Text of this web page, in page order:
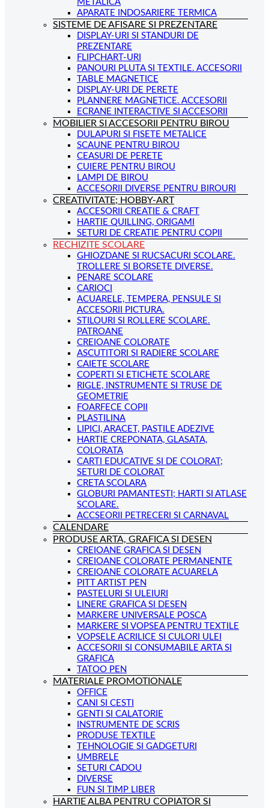
METALICA
APARATE INDOSARIERE TERMICA
SISTEME DE AFISARE SI PREZENTARE
DISPLAY-URI SI STANDURI DE
PREZENTARE
FLIPCHART-URI
PANOURI PLUTA SI TEXTILE. ACCESORII
TABLE MAGNETICE
DISPLAY-URI DE PERETE
PLANNERE MAGNETICE. ACCESORII
ECRANE INTERACTIVE SI ACCESORII
MOBILIER SI ACCESORII PENTRU BIROU
DULAPURI SI FISETE METALICE
SCAUNE PENTRU BIROU
CEASURI DE PERETE
CUIERE PENTRU BIROU
LAMPI DE BIROU
ACCESORII DIVERSE PENTRU BIROURI
CREATIVITATE; HOBBY-ART
ACCESORII CREATIE & CRAFT
HARTIE QUILLING, ORIGAMI
SETURI DE CREATIE PENTRU COPII
RECHIZITE SCOLARE
GHIOZDANE SI RUCSACURI SCOLARE.
TROLLERE SI BORSETE DIVERSE.
PENARE SCOLARE
CARIOCI
ACUARELE, TEMPERA, PENSULE SI
ACCESORII PICTURA.
STILOURI SI ROLLERE SCOLARE.
PATROANE
CREIOANE COLORATE
ASCUTITORI SI RADIERE SCOLARE
CAIETE SCOLARE
COPERTI SI ETICHETE SCOLARE
RIGLE, INSTRUMENTE SI TRUSE DE
GEOMETRIE
FOARFECE COPII
PLASTILINA
LIPICI, ARACET, PASTILE ADEZIVE
HARTIE CREPONATA, GLASATA,
COLORATA
CARTI EDUCATIVE SI DE COLORAT;
SETURI DE COLORAT
CRETA SCOLARA
GLOBURI PAMANTESTI; HARTI SI ATLASE
SCOLARE.
ACCSEORII PETRECERI SI CARNAVAL
CALENDARE
PRODUSE ARTA, GRAFICA SI DESEN
CREIOANE GRAFICA SI DESEN
CREIOANE COLORATE PERMANENTE
CREIOANE COLORATE ACUARELA
PITT ARTIST PEN
PASTELURI SI ULEIURI
LINERE GRAFICA SI DESEN
MARKERE UNIVERSALE POSCA
MARKERE SI VOPSEA PENTRU TEXTILE
VOPSELE ACRILICE SI CULORI ULEI
ACCESORII SI CONSUMABILE ARTA SI
GRAFICA
TATOO PEN
MATERIALE PROMOTIONALE
OFFICE
CANI SI CESTI
GENTI SI CALATORIE
INSTRUMENTE DE SCRIS
PRODUSE TEXTILE
TEHNOLOGIE SI GADGETURI
UMBRELE
SETURI CADOU
DIVERSE
FUN SI TIMP LIBER
HARTIE ALBA PENTRU COPIATOR SI